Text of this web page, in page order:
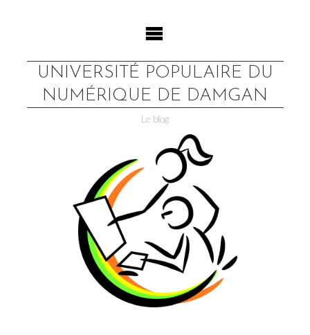
UNIVERSITÉ POPULAIRE DU
NUMÉRIQUE DE DAMGAN
Le blog